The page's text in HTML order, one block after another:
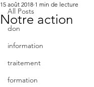
All Posts
don
information
traitement
formation
Notre action
15 août 2018 1 min de lecture